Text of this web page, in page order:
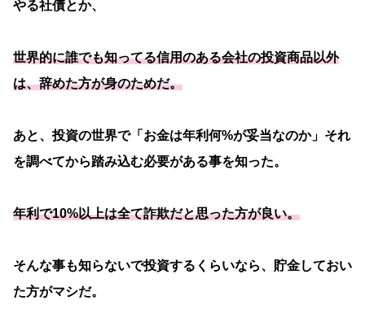
やる社債とか、
世界的に誰でも知ってる信用のある会社の投資商品以外
は、辞めた方が身のためだ。
あと、投資の世界で「お金は年利何%が妥当なのか」それ
を調べてから踏み込む必要がある事を知った。
年利で10%以上は全て詐欺だと思った方が良い。
そんな事も知らないで投資するくらいなら、貯金しておい
た方がマシだ。